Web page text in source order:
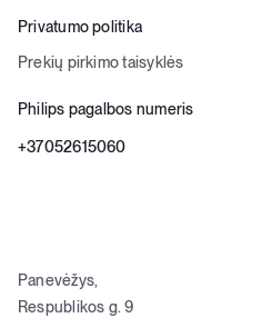
Kontaktai
Parduotuvė
Privatumo politika
Prekių pirkimo taisyklės
Philips pagalbos numeris
+37052615060
Panevėžys,
Respublikos g. 9